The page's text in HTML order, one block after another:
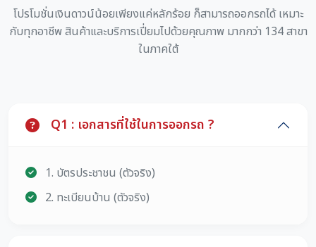
โปรโมชั่นเงินดาวน์น้อยเพียงแค่หลักร้อย ก็สามารถออกรถได้ เหมาะ
กับทุกอาชีพ สินค้าและบริการเปี่ยมไปด้วยคุณภาพ มากกว่า 134 สาขา
ในภาคใต้
Q1 : เอกสารที่ใช้ในการออกรถ ?
1. บัตรประชาชน (ตัวจริง)
2. ทะเบียนบ้าน (ตัวจริง)